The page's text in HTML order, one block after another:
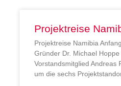
Projektreise
Projektreise Namibia
Gründer Dr. Michael Hoppe
Vorstandsmitglied Andreas
um die sechs